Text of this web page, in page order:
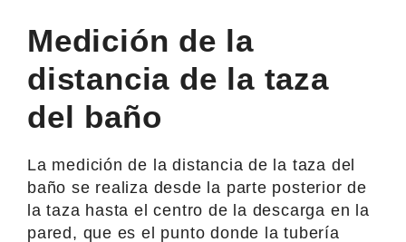
Medición de la
distancia de la taza
del baño
La medición de la distancia de la taza del
baño se realiza desde la parte posterior de
la taza hasta el centro de la descarga en la
pared, que es el punto donde la tubería